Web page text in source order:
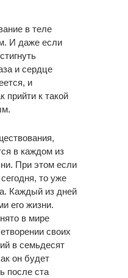
в теле
И даже если
и сердце
и
прийти к такой
в каждом из
При этом если
то уже
Каждый из дней
его жизни.
в мире
своих
в семьдесят
он будет
после ста